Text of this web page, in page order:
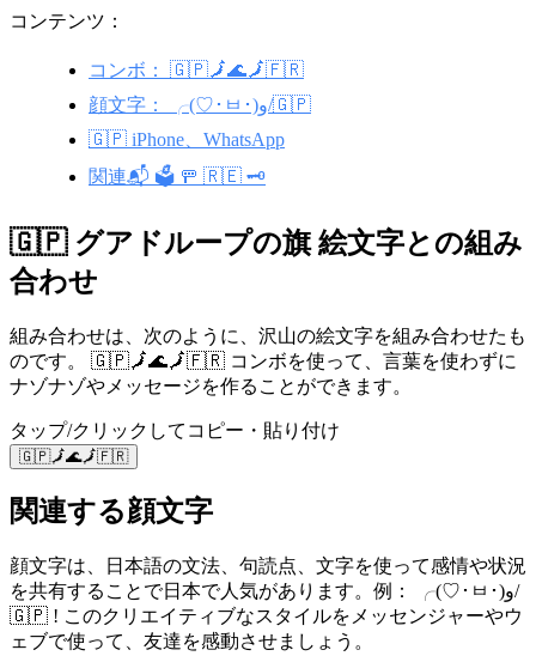
コンテンツ：
コンボ： 🇬🇵🗾🌊🗾🇫🇷
顔文字： ╭(♡･ㅂ･)و/🇬🇵
🇬🇵 iPhone、WhatsApp
関連📬 🗳️ 🚥 🇷🇪 🗝️
🇬🇵 グアドループの旗 絵文字との組み
合わせ
組み合わせは、次のように、沢山の絵文字を組み合わせたも
のです。 🇬🇵🗾🌊🗾🇫🇷 コンボを使って、言葉を使わずに
ナゾナゾやメッセージを作ることができます。
タップ/クリックしてコピー・貼り付け
🇬🇵🗾🌊🗾🇫🇷
関連する顔文字
顔文字は、日本語の文法、句読点、文字を使って感情や状況
を共有することで日本で人気があります。例： ╭(♡･ㅂ･)و/
🇬🇵 ! このクリエイティブなスタイルをメッセンジャーやウ
ェブで使って、友達を感動させましょう。